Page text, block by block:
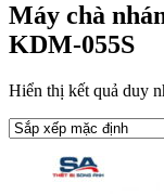
Máy chà
KDM-055S
Hiển thị kết quả duy